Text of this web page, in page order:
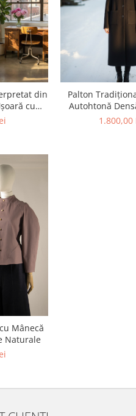
din
cu
Zoe
Palton
Autohtonă
Amplu –1.800,00
Mânecă
Naturale